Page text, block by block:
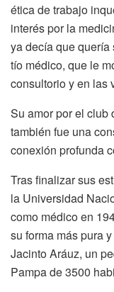
ética de trabajo
interés por la
ya decía que quería
tío médico, que le
consultorio y en las
Su amor por el club
también fue una
conexión profunda
Tras finalizar sus
la Universidad
como médico en
su forma más pura
Jacinto Aráuz, un
Pampa de 3500